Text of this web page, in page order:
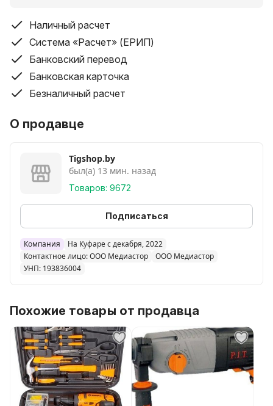
Наличный расчет
Система «Расчет» (ЕРИП)
Банковский перевод
Банковская карточка
Безналичный расчет
О продавце
Tigshop.by
был(а) 13 мин. назад
Товаров: 9672
Подписаться
Компания
На Куфаре с декабря, 2022
Контактное лицо: ООО Медиастор
ООО Медиастор
УНП: 193836004
Похожие товары от продавца